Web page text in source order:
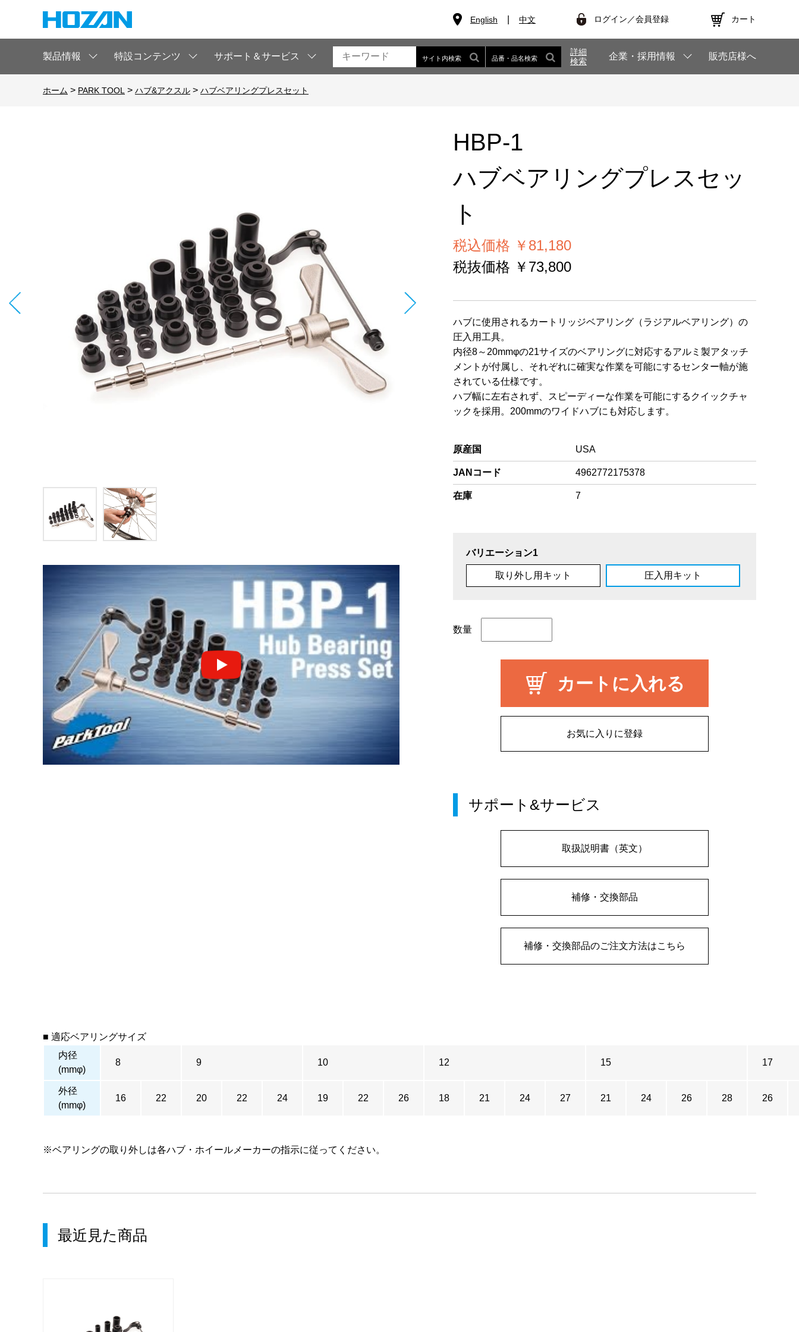
English 中文 ログイン／会員登録 カート
製品情報 特設コンテンツ サポート＆サービス サイト内検索 品番・品名検索
詳細
検索
企業・採用情報 販売店様へ
ホーム > PARK TOOL > ハブ&アクスル > ハブベアリングプレスセット
HBP-1
ハブベアリングプレスセッ
ト
税込価格 ￥81,180
税抜価格 ￥73,800
ハブに使用されるカートリッジベアリング（ラジアルベアリング）の
圧入用工具。
内径8～20mmφの21サイズのベアリングに対応するアルミ製アタッチ
メントが付属し、それぞれに確実な作業を可能にするセンター軸が施
されている仕様です。
ハブ幅に左右されず、スピーディーな作業を可能にするクイックチャ
ックを採用。200mmのワイドハブにも対応します。
原産国 USA
JANコード 4962772175378
在庫 7
バリエーション1
取り外し用キット 圧入用キット
数量
カートに入れる
お気に入りに登録
サポート&サービス
取扱説明書（英文）
補修・交換部品
補修・交換部品のご注文方法はこちら
■ 適応ベアリングサイズ
内径
(mmφ)
8 9 10 12 15 17
外径
(mmφ)
16 22 20 22 24 19 22 26 18 21 24 27 21 24 26 28 26
※ベアリングの取り外しは各ハブ・ホイールメーカーの指示に従ってください。
最近見た商品